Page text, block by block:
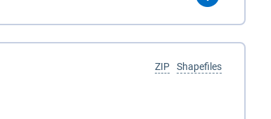
- hwi: Hydrologisches Winterhalbjahr
der Rasterdaten mit Klassenname und
Shapefiles
ZIP